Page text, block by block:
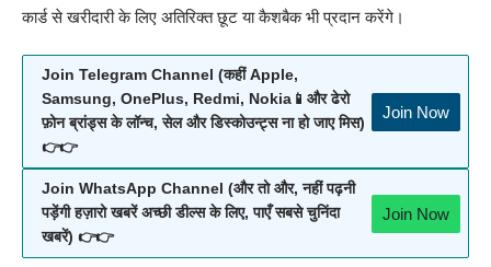
कार्ड से खरीदारी के लिए अतिरिक्त छूट या कैशबैक भी प्रदान करेंगे।
Join Telegram Channel (कहीं Apple,
Samsung, OnePlus, Redmi, Nokia📱और ढेरो
फ़ोन ब्रांड्स के लॉन्च, सेल और डिस्कोउन्ट्स ना हो जाए मिस)
👉👉
Join Now
Join WhatsApp Channel (और तो और, नहीं पढ़नी
पड़ेंगी हज़ारो खबरें अच्छी डील्स के लिए, पाएँ सबसे चुनिंदा
खबरें) 👉👉
Join Now